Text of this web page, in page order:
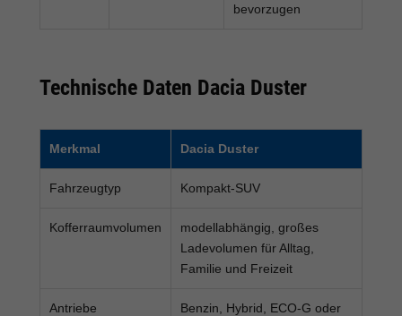
bevorzugen
Technische Daten Dacia Duster
Merkmal Dacia Duster
Fahrzeugtyp Kompakt-SUV
Kofferraumvolumen
modellabhängig, großes
Ladevolumen für Alltag,
Familie und Freizeit
Antriebe
Benzin, Hybrid, ECO-G oder